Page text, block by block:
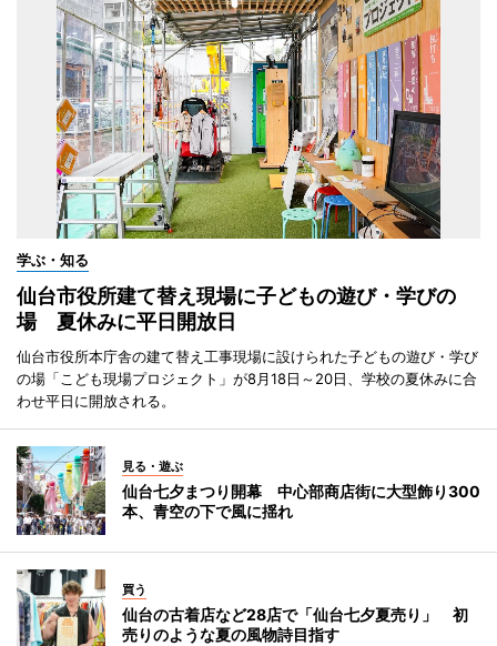
学ぶ・知る
仙台市役所建て替え現場に子どもの遊び・学びの
場 夏休みに平日開放日
仙台市役所本庁舎の建て替え工事現場に設けられた子どもの遊び・学び
の場「こども現場プロジェクト」が8月18日～20日、学校の夏休みに合
わせ平日に開放される。
見る・遊ぶ
仙台七夕まつり開幕 中心部商店街に大型飾り300
本、青空の下で風に揺れ
買う
仙台の古着店など28店で「仙台七夕夏売り」 初
売りのような夏の風物詩目指す